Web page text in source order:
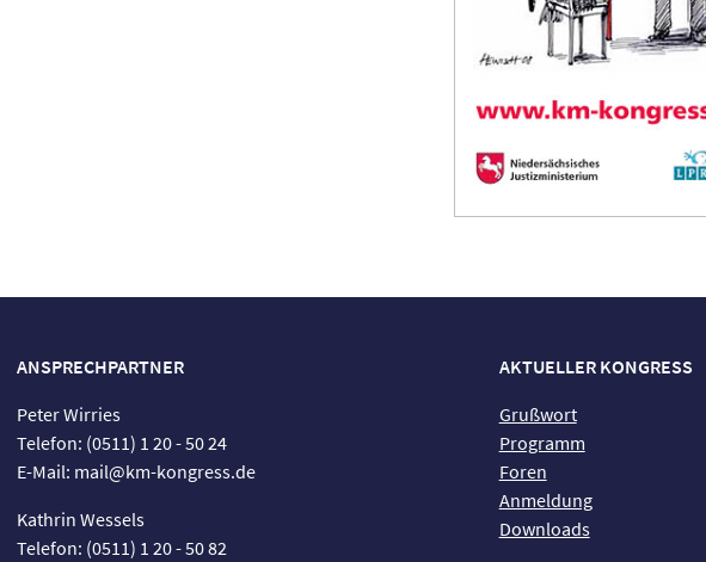
ANSPRECHPARTNER
Peter Wirries
Telefon: (0511) 1 20 - 50 24
E-Mail: mail@km-kongress.de
Kathrin Wessels
Telefon: (0511) 1 20 - 50 82
AKTUELLER KONGRESS
Grußwort
Programm
Foren
Anmeldung
Downloads